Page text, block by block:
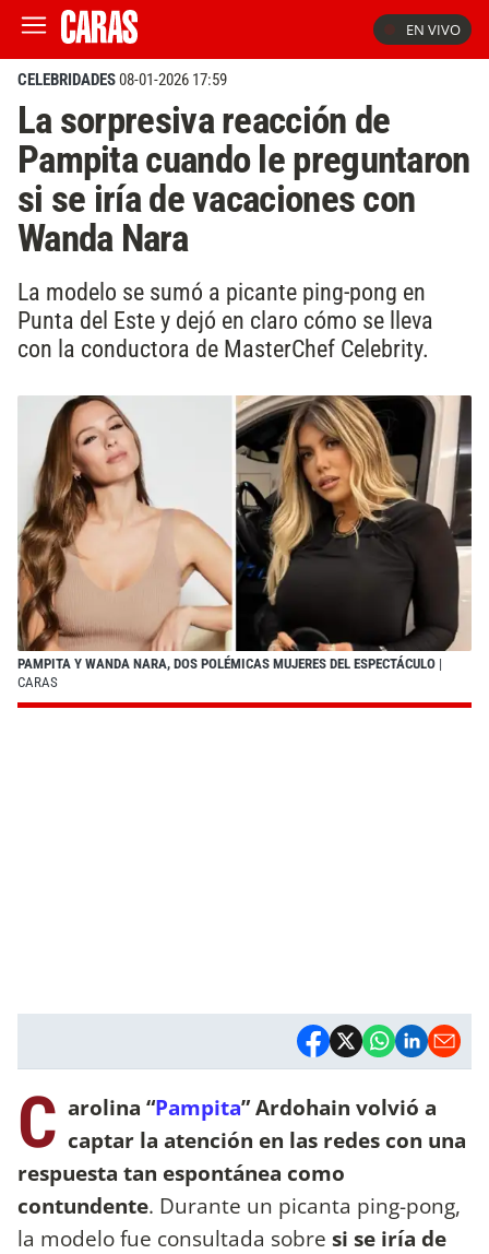
EN VIVO
CELEBRIDADES08-01-2026 17:59
La sorpresiva reacción de
Pampita cuando le preguntaron
si se iría de vacaciones con
Wanda Nara
La modelo se sumó a picante ping-pong en
Punta del Este y dejó en claro cómo se lleva
con la conductora de MasterChef Celebrity.
PAMPITA Y WANDA NARA, DOS POLÉMICAS MUJERES DEL ESPECTÁCULO |
CARAS
C arolina “Pampita” Ardohain volvió a
captar la atención en las redes con una
respuesta tan espontánea como
contundente. Durante un picanta ping-pong,
la modelo fue consultada sobre si se iría de